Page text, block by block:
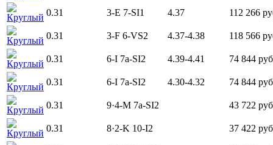
Круглый 0.31 3-E 7-SI1 4.37 112 266
Круглый 0.31 3-F 6-VS2 4.37-4.38 118 566
Круглый 0.31 6-I 7а-SI2 4.39-4.41 74 844
Круглый 0.31 6-I 7а-SI2 4.30-4.32 74 844
Круглый 0.31 9·4-M 7а-SI2 43 722
Круглый 0.31 8·2-K 10-I2 37 422